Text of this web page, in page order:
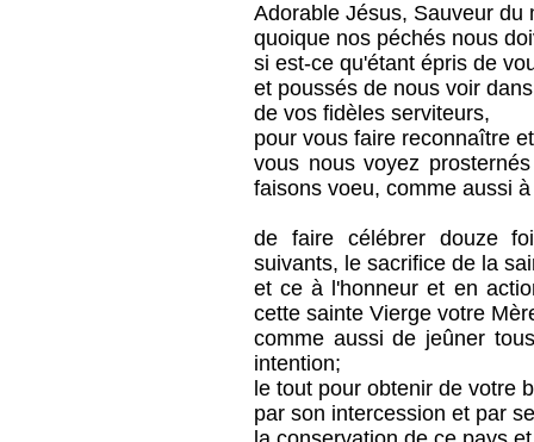
Adorable Jésus, Sauveur du
quoique nos péchés nous
si est-ce qu'étant épris de
et poussés de nous voir
de vos fidèles serviteurs,
pour vous faire reconnaître
vous nous voyez
faisons voeu, comme aussi
de faire célébrer douze
suivants, le sacrifice de la
et ce à l'honneur et en
cette sainte Vierge votre
comme aussi de jeûner
intention;
le tout pour obtenir de votre
par son intercession et par